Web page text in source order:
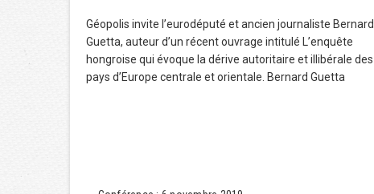
Géopolis invite l’eurodéputé et ancien journaliste Bernard
Guetta, auteur d’un récent ouvrage intitulé L’enquête
hongroise qui évoque la dérive autoritaire et illibérale des
pays d’Europe centrale et orientale. Bernard Guetta